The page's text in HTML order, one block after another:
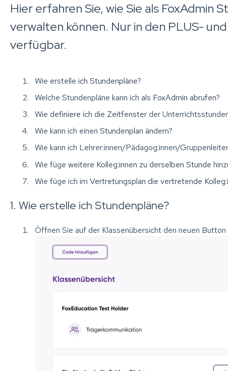
Hier erfahren Sie, wie Sie als FoxAdmin
verwalten können. Nur in den PLUS-
verfügbar.
Wie erstelle ich Stundenpläne?
Welche Stundenpläne kann ich als FoxAdmin abrufen?
Wie definiere ich die Zeitfensterder
Wie kann ich einen Stundenplan ändern?
Wie kann ich Lehrer:innen/Pädagog:innen/
Wie füge weitere Kolleg:innen zu derselben Stunde
Wie füge ich im Vertretungsplan die vertretende
1. Wie erstelle ich Stundenpläne?
Öffnen Sie auf der Klassenübersicht den neuen Button